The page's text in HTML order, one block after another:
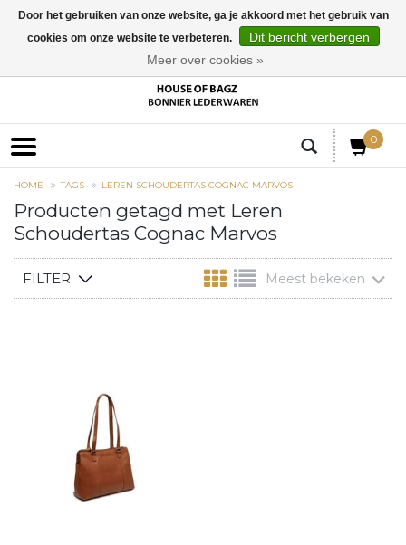
0
HOME TAGS LEREN SCHOUDERTAS COGNAC MARVOS
Producten getagd met Leren
Schoudertas Cognac Marvos
FILTER Meest bekeken
Door het gebruiken van onze website, ga je akkoord met het gebruik van
cookies om onze website te verbeteren.
Dit bericht verbergen
Meer over cookies »